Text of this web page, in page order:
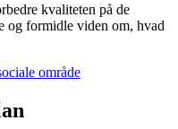
kvaliteten på de
og formidle viden om, hvad
område